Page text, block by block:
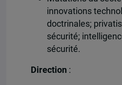
innovations
doctrinales;
sécurité;
sécurité.
Direction :